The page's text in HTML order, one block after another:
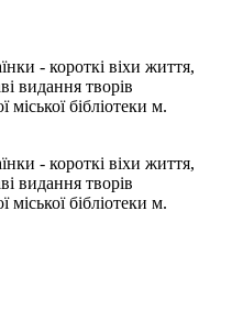
- короткі віхи життя,
видання творів
бібліотеки м.
- короткі віхи життя,
видання творів
бібліотеки м.